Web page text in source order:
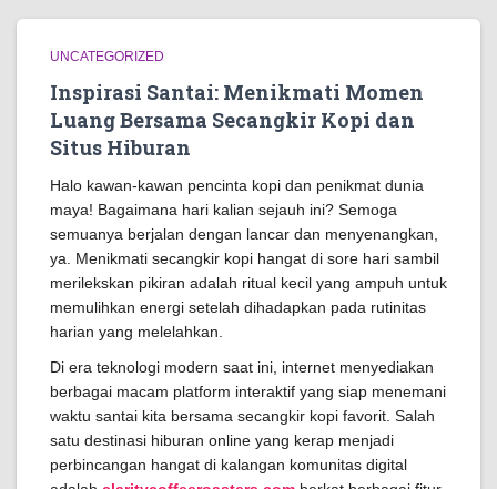
UNCATEGORIZED
Inspirasi Santai: Menikmati Momen
Luang Bersama Secangkir Kopi dan
Situs Hiburan
Halo kawan-kawan pencinta kopi dan penikmat dunia
maya! Bagaimana hari kalian sejauh ini? Semoga
semuanya berjalan dengan lancar dan menyenangkan,
ya. Menikmati secangkir kopi hangat di sore hari sambil
merilekskan pikiran adalah ritual kecil yang ampuh untuk
memulihkan energi setelah dihadapkan pada rutinitas
harian yang melelahkan.
Di era teknologi modern saat ini, internet menyediakan
berbagai macam platform interaktif yang siap menemani
waktu santai kita bersama secangkir kopi favorit. Salah
satu destinasi hiburan online yang kerap menjadi
perbincangan hangat di kalangan komunitas digital